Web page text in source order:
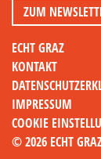
ZUM
ECHT GRAZ
KONTAKT
IMPRESSUM
COOKIE
© 2026 ECHT